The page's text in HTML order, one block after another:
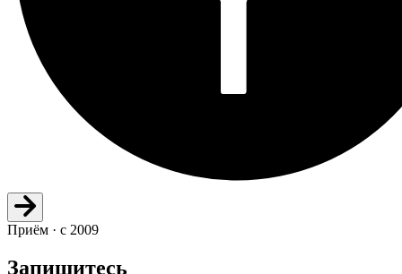
Приём · с 2009
Запишитесь